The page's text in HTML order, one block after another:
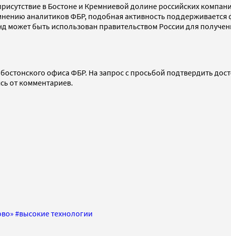
в Бостоне и Кремниевой долине российских
аналитиков ФБР, подобная активность
может быть использован правительством России для
бостонского офиса ФБР. На запрос с просьбой подтвердить
от комментариев.
#высокие технологии